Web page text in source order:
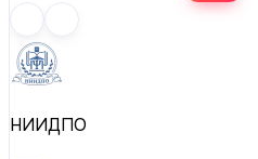
НИИДПО